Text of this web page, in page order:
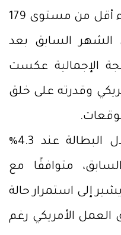
ورغم أن الرقم المسجل جاء أقل من مستوى 179
السابق بعد
الإجمالية عكست
وقدرته على خلق
وفي المقابل، استقر معدل البطالة عند 4.3%
متوافقًا مع
إلى استمرار حالة
الأمريكي رغم